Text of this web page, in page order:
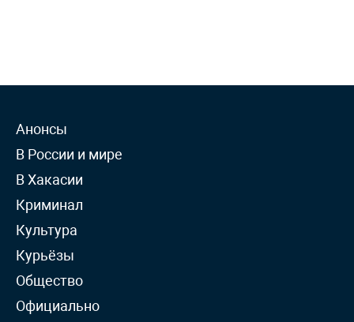
Анонсы
В России и мире
В Хакасии
Криминал
Культура
Курьёзы
Общество
Официально